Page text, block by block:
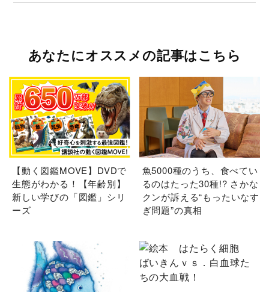
あなたにオススメの記事はこちら
【動く図鑑MOVE】DVDで
生態がわかる！【年齢別】
新しい学びの「図鑑」シリ
ーズ
魚5000種のうち、食べてい
るのはたった30種!? さかな
クンが訴える“もったいなす
ぎ問題”の真相